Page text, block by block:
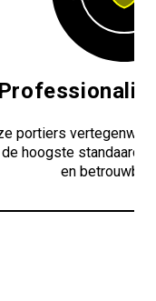
voorop
jouw bedrijf
professionaliteit